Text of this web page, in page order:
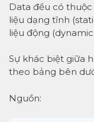
Data đều có
liệu dạng tĩnh
liệu động
Sự khác biệt giữa
theo bảng bên
Nguồn: